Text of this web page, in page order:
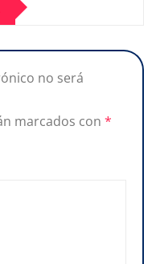
no será
marcados con *